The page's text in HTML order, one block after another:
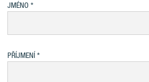
JMÉNO
PŘÍJMENÍ